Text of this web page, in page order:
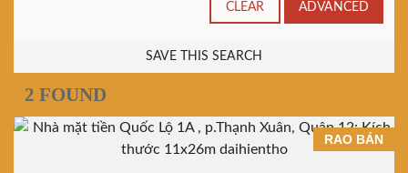
CLEAR ADVANCED
SAVE THIS SEARCH
2 FOUND
RAO BÁN